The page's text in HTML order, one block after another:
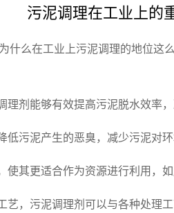
污泥调理在工业上的
什么在工业上污泥调理的地位
剂能够有效提高污泥脱水效率
污泥产生的恶臭，减少污泥对环
其更适合作为资源进行利用，
，污泥调理剂可以与各种处理